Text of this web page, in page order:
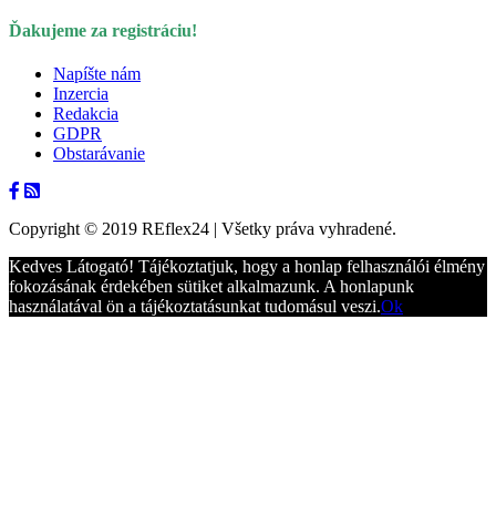
Ďakujeme za registráciu!
Napíšte nám
Inzercia
Redakcia
GDPR
Obstarávanie
Copyright © 2019 REflex24 | Všetky práva vyhradené.
Kedves Látogató! Tájékoztatjuk, hogy a honlap felhasználói élmény
fokozásának érdekében sütiket alkalmazunk. A honlapunk
használatával ön a tájékoztatásunkat tudomásul veszi.Ok